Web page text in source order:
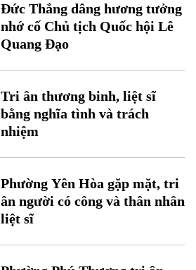
Đức Thắng dâng hương tưởng
nhớ cố Chủ tịch Quốc hội Lê
Quang Đạo
Tri ân thương binh, liệt sĩ
bằng nghĩa tình và trách
nhiệm
Phường Yên Hòa gặp mặt, tri
ân người có công và thân nhân
liệt sĩ